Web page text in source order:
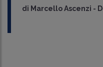
di Marcello Ascenzi -